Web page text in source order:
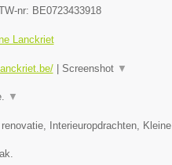
nr: BE0723433918
Lanckriet
| Screenshot ▼
▼
Interieuropdrachten, Kleine